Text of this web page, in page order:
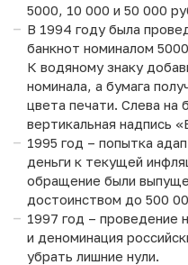
5000, 10 000 и 50 000
В 1994 году была
банкнот номиналом
К водяному знаку
номинала, а бумага
цвета печати. Слева на
вертикальная
1995 год – попытка
деньги к текущей
обращение были
достоинством до 500
1997 год –
и деноминация
убрать лишние нули.